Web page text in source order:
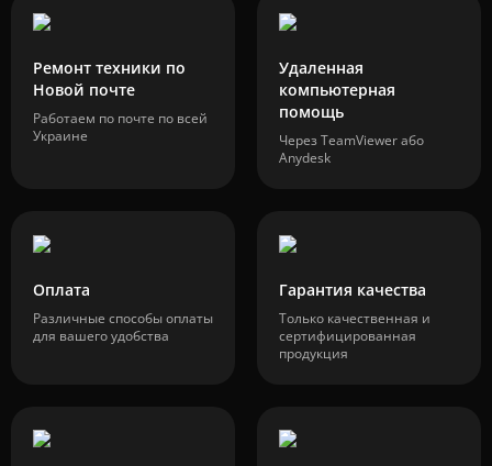
Ремонт техники по
Новой почте
Работаем по почте по всей
Украине
Удаленная
компьютерная
помощь
Через TeamViewer або
Anydesk
Оплата
Различные способы оплаты
для вашего удобства
Гарантия качества
Только качественная и
сертифицированная
продукция